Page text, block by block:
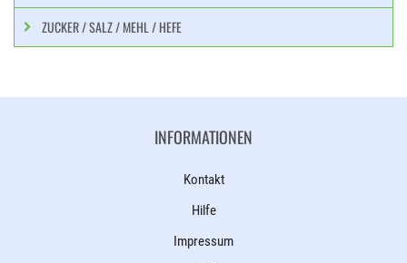
ZUCKER / SALZ / MEHL / HEFE
INFORMATIONEN
Kontakt
Hilfe
Impressum